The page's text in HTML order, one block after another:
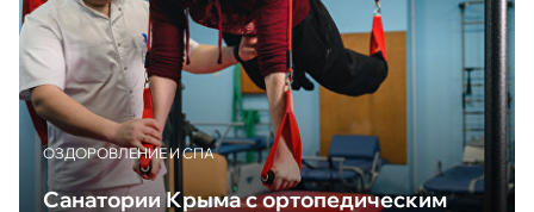
ОЗДОРОВЛЕНИЕ И СПА
Санатории Крыма с ортопедическим